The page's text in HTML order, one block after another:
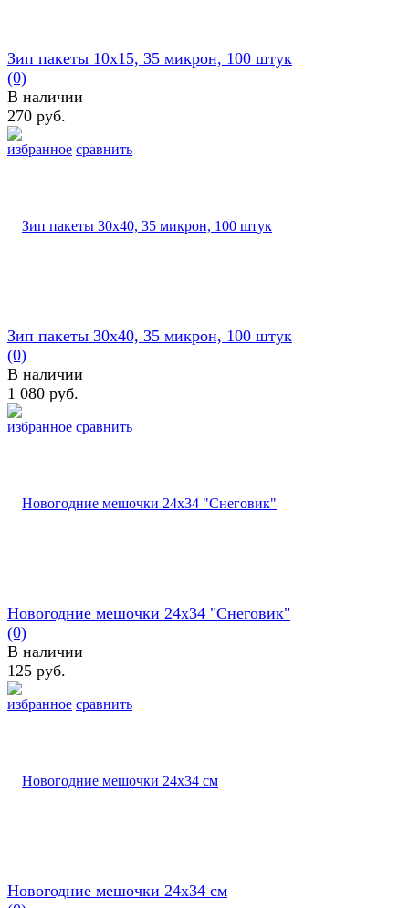
избранное сравнить
Зип пакеты 10х15, 35 микрон, 100 штук
(0)
В наличии
270 руб.
избранное сравнить
Зип пакеты 30х40, 35 микрон, 100 штук
(0)
В наличии
1 080 руб.
избранное сравнить
Новогодние мешочки 24х34 "Снеговик"
(0)
В наличии
125 руб.
Новогодние мешочки 24х34 см